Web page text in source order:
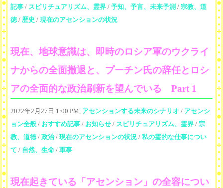
記事 / スピリチュアリズム、霊界 / 予知、予言、未来予測 / 宗教、道
徳/ 歴史 / 現在のアセンションの状況
現在、地球意識は、即時のロシア軍のウクライ
ナからの全面撤退と、プーチン氏の辞任とロシ
アの全面的な政治刷新を望んでいる Part 1
2022年2月27日 1:00 PM, アセンションする未来のシナリオ / アセンシ
ョン全般 / おすすめ記事 / お知らせ / スピリチュアリズム、霊界 / 宗
教、道徳/ 政治/ 現在のアセンションの状況 / 私の霊的な仕事につい
て / 自然、生命 / 軍事
現在起きている「アセンション」の全容につい